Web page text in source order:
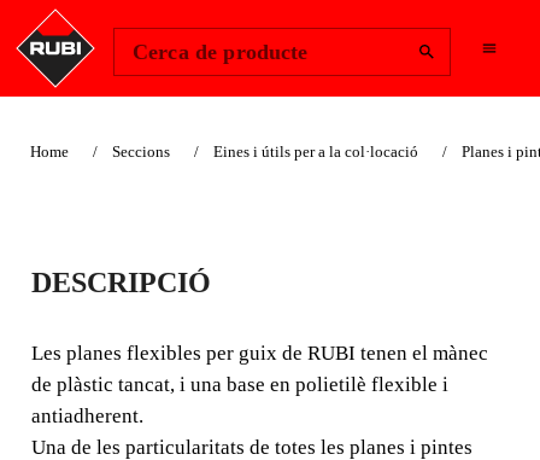
Cerca de producte
Home Seccions Eines i útils per a la col·locació Planes i
PLANES PER A GUIX
plàstic tancat, i una base en polietilè flexible i
antiadherent.
DESCRIPCIÓ
Les planes flexibles per guix de RUBI tenen el mànec
de plàstic tancat, i una base en polietilè flexible i
antiadherent.
Una de les particularitats de totes les planes i pintes